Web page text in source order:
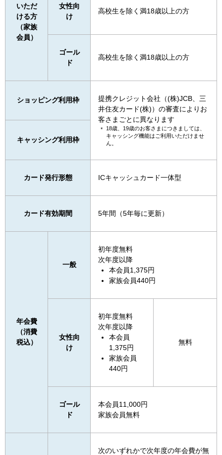
いただ
ける方
（家族
会員）
女性向
け
高校生を除く満18歳以上の方
ゴール
ド
高校生を除く満18歳以上の方
ショッピング利用枠
提携クレジット会社（(株)JCB、三
井住友カード(株)）の審査によりお
客さまごとに異なります
18歳、19歳のお客さまにつきましては、
キャッシング機能はご利用いただけませ
ん。
キャッシング利用枠
カード発行形態 ICキャッシュカード一体型
カード有効期間 5年間（5年毎に更新）
年会費
（消費
税込）
一般
初年度無料
次年度以降
本会員1,375円
家族会員440円
女性向
け
初年度無料
次年度以降
本会員
1,375円
家族会員
440円
無料
ゴール
ド
本会員11,000円
家族会員無料
次のいずれかで次年度の年会費が無